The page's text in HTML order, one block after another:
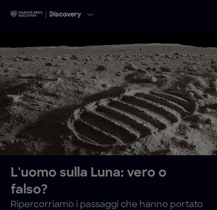
L'uomo sulla Luna: vero o
falso?
Ripercorriamo i passaggi che hanno portato